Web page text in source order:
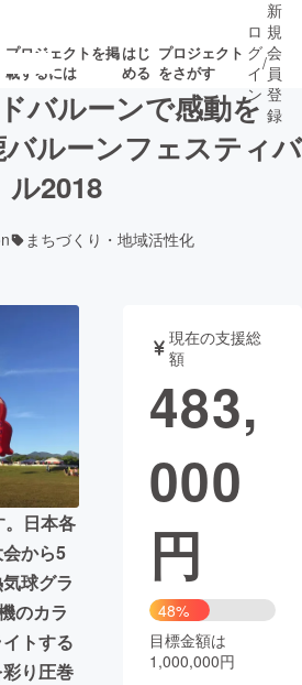
プロジェクトを掲
載するには
はじ
める
プロジェクト
をさがす
の新着プロ募集終了が近いプ
書籍・雑誌
業 チャレンジ
地域活性化
Good
CAMPFIRE Creation
と納税machi-ya コミュニティ
ロ
グ
イ
ン
/
新
規
会
員
登
録
バルーンで感動を
ルーンフェスティバ
ル2018
まちづくり・地域活性化
日本各
から5
球グラ
のカラ
トする
り圧巻
現在の支援総
額
483,
000
円
48%
目標金額は
1,000,000円